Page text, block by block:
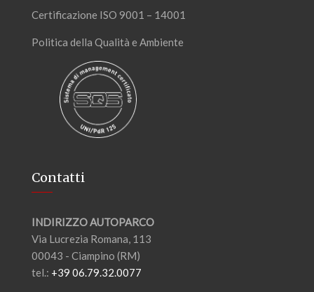
Certificazione ISO 9001 – 14001
Politica della Qualità e Ambiente
Contatti
INDIRIZZO AUTOPARCO
Via Lucrezia Romana, 113
00043 - Ciampino (RM)
tel.: +39 06.79.32.0077